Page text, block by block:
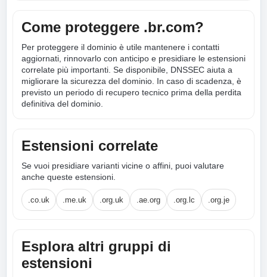
Come proteggere .br.com?
Per proteggere il dominio è utile mantenere i contatti
aggiornati, rinnovarlo con anticipo e presidiare le estensioni
correlate più importanti. Se disponibile, DNSSEC aiuta a
migliorare la sicurezza del dominio. In caso di scadenza, è
previsto un periodo di recupero tecnico prima della perdita
definitiva del dominio.
Estensioni correlate
Se vuoi presidiare varianti vicine o affini, puoi valutare
anche queste estensioni.
.co.uk .me.uk .org.uk .ae.org .org.lc .org.je
Esplora altri gruppi di
estensioni